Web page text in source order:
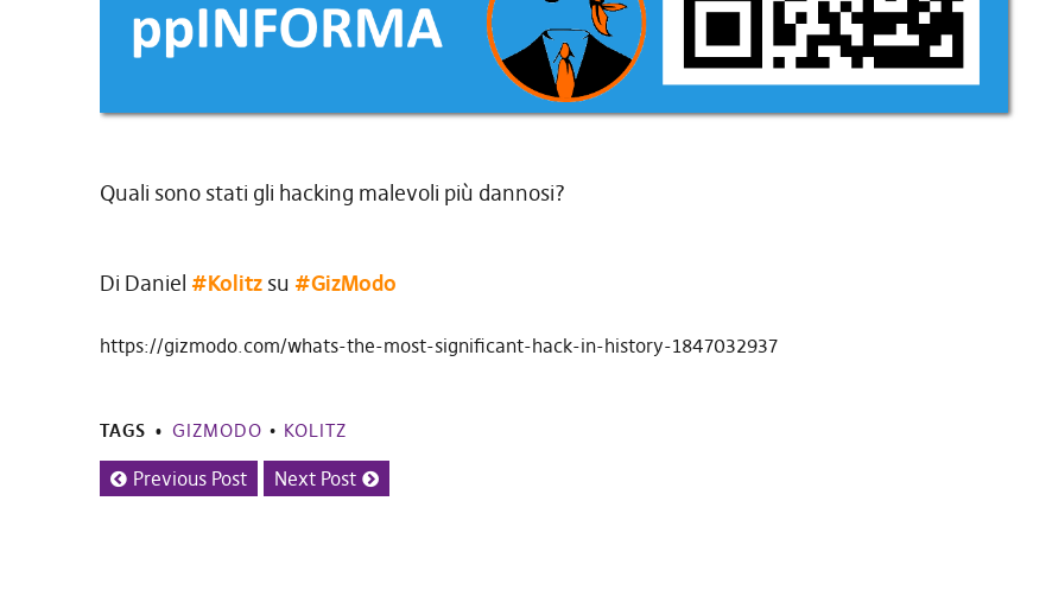
Quali sono stati gli hacking malevoli più dannosi?
Di Daniel #Kolitz su #GizModo
https://gizmodo.com/whats-the-most-significant-hack-in-history-1847032937
TAGS GIZMODO • KOLITZ
Previous Post Next Post